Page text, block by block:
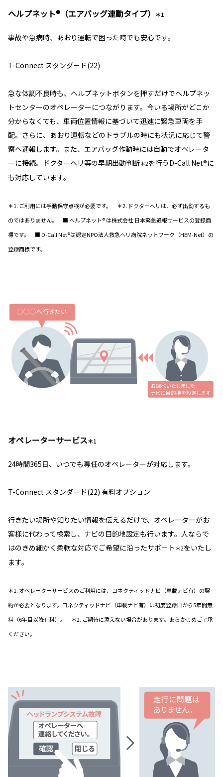
ヘルプネット®（エアバッグ連動タイプ） ＊1
事故や急病時、あおり運転で困った時でも安心です。
T-Connect スタンダード(22)
急な体調不良時も、ヘルプネットボタンを押すだけでヘルプネッ
トセンターのオペレーターにつながります。今いる場所がどこか
分からなくても、車両位置情報に基づいて迅速に緊急車両を手
配。さらに、あおり運転などのトラブルの時にも状況に応じて警
察へ通報します。また、エアバッグ作動時には自動でオペレータ
ーに接続。ドクターヘリ等の早期出動判断＊2を行うD-Call Net®に
も対応しています。
＊1. ご利用には手動保守点検が必要です。 ＊2. ドクターヘリは、必ず出動するも
のではありません。 ■ ヘルプネット® は株式会社 日本緊急通報サービスの登録商
標です。 ■ D-Call Net®は認定NPO法人救急ヘリ病院ネットワーク（HEM-Net）の
登録商標です。
オペレーターサービス＊1
24時間365日、いつでも専任のオペレーターが対応します。
T-Connect スタンダード(22) 有料オプション
行きたい場所や知りたい情報を伝えるだけで、オペレーターがお
客様に代わって検索し、ナビの目的地設定も行います。人ならで
はのきめ細かく柔軟な対応でご希望に沿ったサポート＊2をいたし
ます。
＊1. オペレーターサービスのご利用には、コネクティッドナビ（車載ナビ有）の契
約が必要となります。コネクティッドナビ（車載ナビ有）は初度登録日から5年間無
料（6年目以降有料）。 ＊2. ご期待に添えない場合があります。あらかじめご了承
ください。